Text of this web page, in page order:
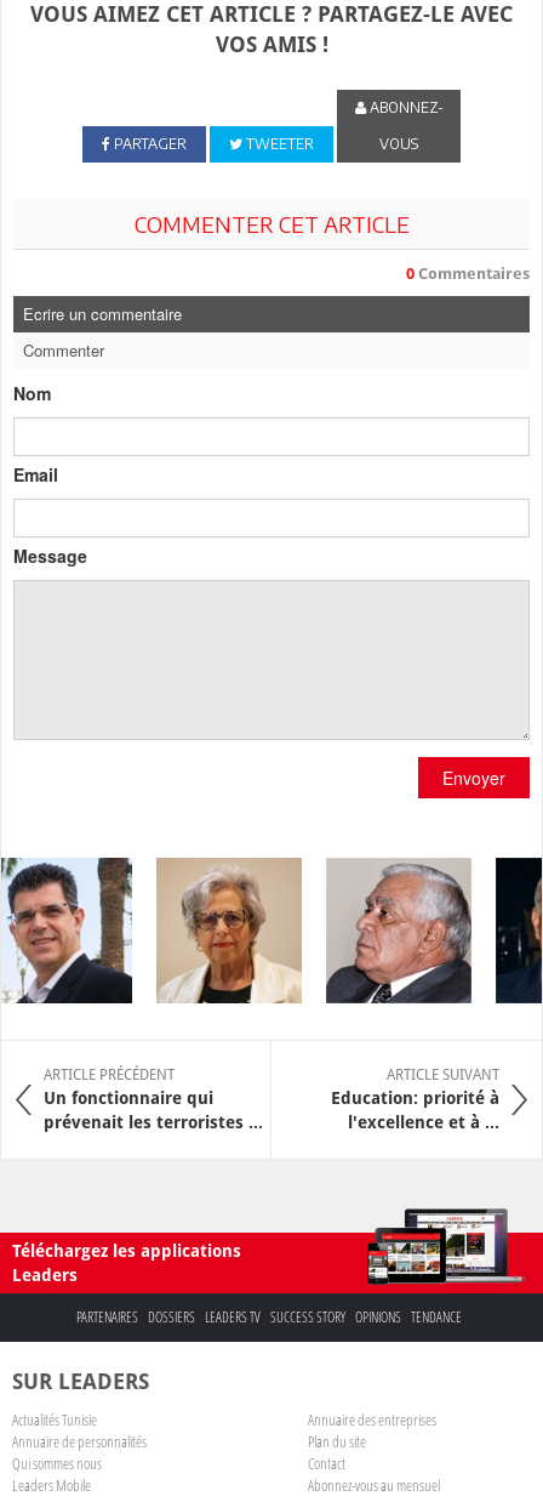
VOUS AIMEZ CET ARTICLE ? PARTAGEZ-LE AVEC
VOS AMIS !
PARTAGER TWEETER
ABONNEZ-
VOUS
COMMENTER CET ARTICLE
0 Commentaires
Ecrire un commentaire
Commenter
Nom
Email
Message
Envoyer
ARTICLE PRÉCÉDENT
Un fonctionnaire qui
prévenait les terroristes ...
ARTICLE SUIVANT
Education: priorité à
l'excellence et à ...
Téléchargez les applications
Leaders
PARTENAIRES DOSSIERS LEADERS TV SUCCESS STORY OPINIONS TENDANCE
SUR LEADERS
Actualités Tunisie
Annuaire des entreprises
Annuaire de personnalités
Plan du site
Qui sommes nous
Contact
Leaders Mobile
Abonnez-vous au mensuel